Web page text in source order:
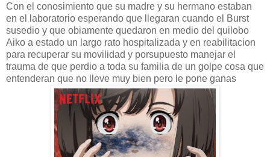
Con el conosimiento que su madre y su hermano estaban
en el laboratorio esperando que llegaran cuando el Burst
susedio y que obiamente quedaron en medio del quilobo
Aiko a estado un largo rato hospitalizada y en reabilitacion
para recuperar su movilidad y porsupuesto manejar el
trauma de que perdio a toda su familia de un golpe cosa que
entenderan que no lleve muy bien pero le pone ganas